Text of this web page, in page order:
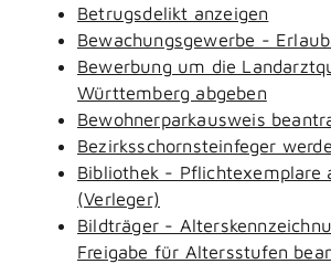
Betrugsdelikt anzeigen
Bewachungsgewerbe -
Bewerbung um die
Württemberg abgeben
Bewohnerparkausweis
Bezirksschornsteinfeger
Bibliothek - Pflichtexemplare
(Verleger)
Bildträger -
Freigabe für Altersstufen